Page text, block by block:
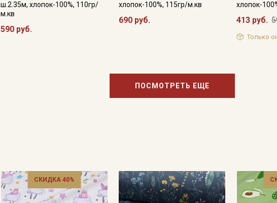
ш.2.35м, хлопок-100%, 110гр/
м.кв
590 руб.
хлопок-100%, 115гр/м.кв
690 руб.
хлопок-
413 руб.
Только
ПОСМОТРЕТЬ ЕЩЕ
СКИДКА 40%
Ознакомлен(а) сПолитикой обработки персональных
Согласие на обработку персональных